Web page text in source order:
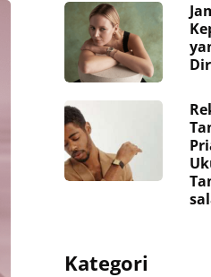
Kategori